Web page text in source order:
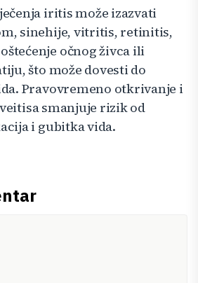
iritis može izazvati
sinehije, vitritis, retinitis,
očnog živca ili
što može dovesti do
Pravovremeno otkrivanje i
smanjuje rizik od
i gubitka vida.